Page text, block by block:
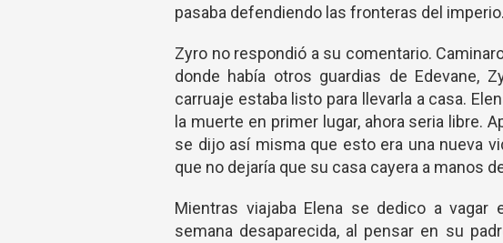
pasaba defendiendo las fronteras del imperio.
Zyro no respondió a su comentario.
donde había otros guardias de Edevane,
carruaje estaba listo para llevarla a casa.
la muerte en primer lugar, ahora seria libre.
se dijo así misma que esto era una nueva
que no dejaría que su casa cayera a manos
Mientras viajaba Elena se dedico a
semana desaparecida, al pensar en su